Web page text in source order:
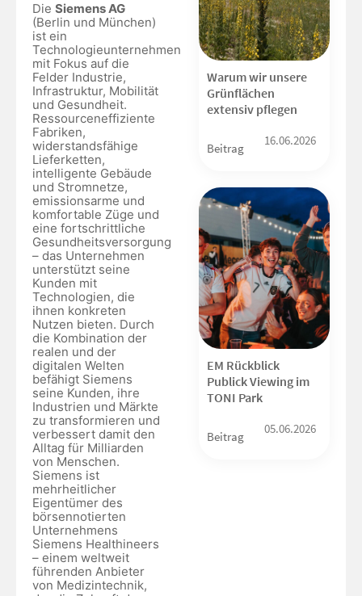
Die Siemens AG
(Berlin und München)
ist ein
Technologieunternehmen
mit Fokus auf die
Felder Industrie,
Infrastruktur, Mobilität
und Gesundheit.
Ressourceneffiziente
Fabriken,
widerstandsfähige
Lieferketten,
intelligente Gebäude
und Stromnetze,
emissionsarme und
komfortable Züge und
eine fortschrittliche
Gesundheitsversorgung
– das Unternehmen
unterstützt seine
Kunden mit
Technologien, die
ihnen konkreten
Nutzen bieten. Durch
die Kombination der
realen und der
digitalen Welten
befähigt Siemens
seine Kunden, ihre
Industrien und Märkte
zu transformieren und
verbessert damit den
Alltag für Milliarden
von Menschen.
Siemens ist
mehrheitlicher
Eigentümer des
börsennotierten
Unternehmens
Siemens Healthineers
– einem weltweit
führenden Anbieter
von Medizintechnik,
Warum wir unsere
Grünflächen
extensiv pflegen
Beitrag
16.06.2026
EM Rückblick
Publick Viewing im
TONI Park
Beitrag
05.06.2026